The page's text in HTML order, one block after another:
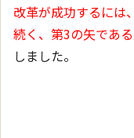
改革が成功するには
続く、第3の矢であ
しました。